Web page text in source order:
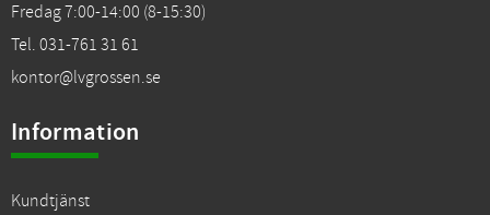
Fredag 7:00-14:00 (8-15:30)
Tel. 031-761 31 61
kontor@lvgrossen.se
Information
Kundtjänst